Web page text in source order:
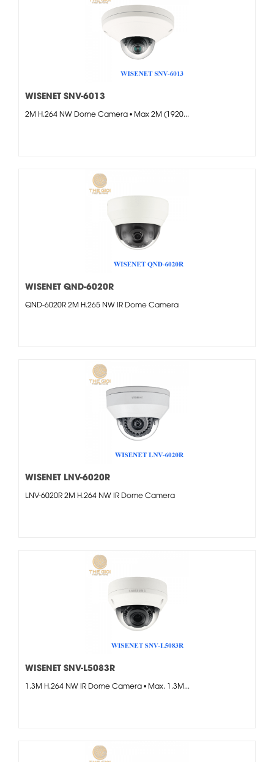
WISENET SNV-6013
2M H.264 NW Dome Camera • Max 2M (1920...
WISENET QND-6020R
QND-6020R 2M H.265 NW IR Dome Camera
WISENET LNV-6020R
LNV-6020R 2M H.264 NW IR Dome Camera
WISENET SNV-L5083R
1.3M H.264 NW IR Dome Camera • Max. 1.3M...